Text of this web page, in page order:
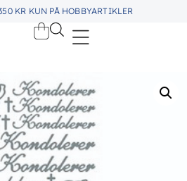
KR KUN PÅ HOBBYARTIKLER